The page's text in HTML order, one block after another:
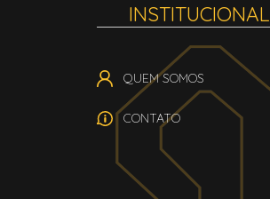
INSTITUCIONAL
QUEM SOMOS
CONTATO